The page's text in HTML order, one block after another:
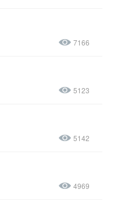
7166
5123
5142
4969